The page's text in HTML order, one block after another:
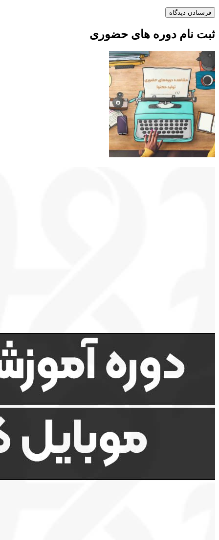
ثبت نام دوره های حضوری